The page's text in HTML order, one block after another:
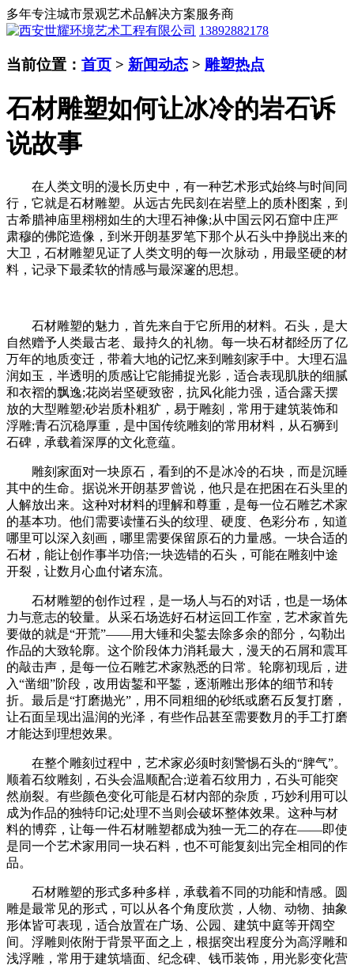
多年专注城市景观艺术品解决方案服务商
13892882178
当前位置： 首页 > 新闻动态 > 雕塑热点
石材雕塑如何让冰冷的岩石诉
说故事
在人类文明的漫长历史中，有一种艺术形式始终与时间同
行，它就是石材雕塑。从远古先民刻在岩壁上的质朴图案，到
古希腊神庙里栩栩如生的大理石神像;从中国云冈石窟中庄严
肃穆的佛陀造像，到米开朗基罗笔下那个从石头中挣脱出来的
大卫，石材雕塑见证了人类文明的每一次脉动，用最坚硬的材
料，记录下最柔软的情感与最深邃的思想。
石材雕塑的魅力，首先来自于它所用的材料。石头，是大
自然赠予人类最古老、最持久的礼物。每一块石材都经历了亿
万年的地质变迁，带着大地的记忆来到雕刻家手中。大理石温
润如玉，半透明的质感让它能捕捉光影，适合表现肌肤的细腻
和衣褶的飘逸;花岗岩坚硬致密，抗风化能力强，适合露天摆
放的大型雕塑;砂岩质朴粗犷，易于雕刻，常用于建筑装饰和
浮雕;青石沉稳厚重，是中国传统雕刻的常用材料，从石狮到
石碑，承载着深厚的文化意蕴。
雕刻家面对一块原石，看到的不是冰冷的石块，而是沉睡
其中的生命。据说米开朗基罗曾说，他只是在把困在石头里的
人解放出来。这种对材料的理解和尊重，是每一位石雕艺术家
的基本功。他们需要读懂石头的纹理、硬度、色彩分布，知道
哪里可以深入刻画，哪里需要保留原石的力量感。一块合适的
石材，能让创作事半功倍;一块选错的石头，可能在雕刻中途
开裂，让数月心血付诸东流。
石材雕塑的创作过程，是一场人与石的对话，也是一场体
力与意志的较量。从采石场选好石材运回工作室，艺术家首先
要做的就是“开荒”——用大锤和尖錾去除多余的部分，勾勒出
作品的大致轮廓。这个阶段体力消耗最大，漫天的石屑和震耳
的敲击声，是每一位石雕艺术家熟悉的日常。轮廓初现后，进
入“凿细”阶段，改用齿錾和平錾，逐渐雕出形体的细节和转
折。最后是“打磨抛光”，用不同粗细的砂纸或磨石反复打磨，
让石面呈现出温润的光泽，有些作品甚至需要数月的手工打磨
才能达到理想效果。
在整个雕刻过程中，艺术家必须时刻警惕石头的“脾气”。
顺着石纹雕刻，石头会温顺配合;逆着石纹用力，石头可能突
然崩裂。有些颜色变化可能是石材内部的杂质，巧妙利用可以
成为作品的独特印记;处理不当则会破坏整体效果。这种与材
料的博弈，让每一件石材雕塑都成为独一无二的存在——即使
是同一个艺术家用同一块石料，也不可能复刻出完全相同的作
品。
石材雕塑的形式多种多样，承载着不同的功能和情感。圆
雕是最常见的形式，可以从各个角度欣赏，人物、动物、抽象
形体皆可表现，适合放置在广场、公园、建筑中庭等开阔空
间。浮雕则依附于背景平面之上，根据突出程度分为高浮雕和
浅浮雕，常用于建筑墙面、纪念碑、钱币装饰，用光影变化营